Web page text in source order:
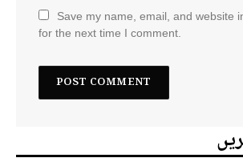
Save my name, email, and website
for the next time I comment.